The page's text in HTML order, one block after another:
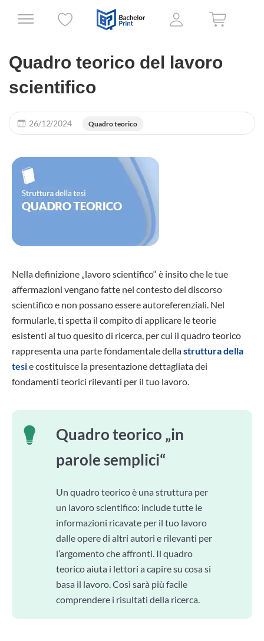
Quadro teorico del lavoro
scientifico
26/12/2024 Quadro teorico
Nella definizione „lavoro scientifico“ è insito che le tue
affermazioni vengano fatte nel contesto del discorso
scientifico e non possano essere autoreferenziali. Nel
formularle, ti spetta il compito di applicare le teorie
esistenti al tuo quesito di ricerca, per cui il quadro teorico
rappresenta una parte fondamentale dellastruttura della
tesie costituisce la presentazione dettagliata dei
fondamenti teorici rilevanti per il tuo lavoro.
Quadro teorico „in
parole semplici“
Un quadro teorico è una struttura per
un lavoro scientifico: include tutte le
informazioni ricavate per il tuo lavoro
dalle opere di altri autori e rilevanti per
l’argomento che affronti. Il quadro
teorico aiuta i lettori a capire su cosa si
basa il lavoro. Così sarà più facile
comprendere i risultati della ricerca.